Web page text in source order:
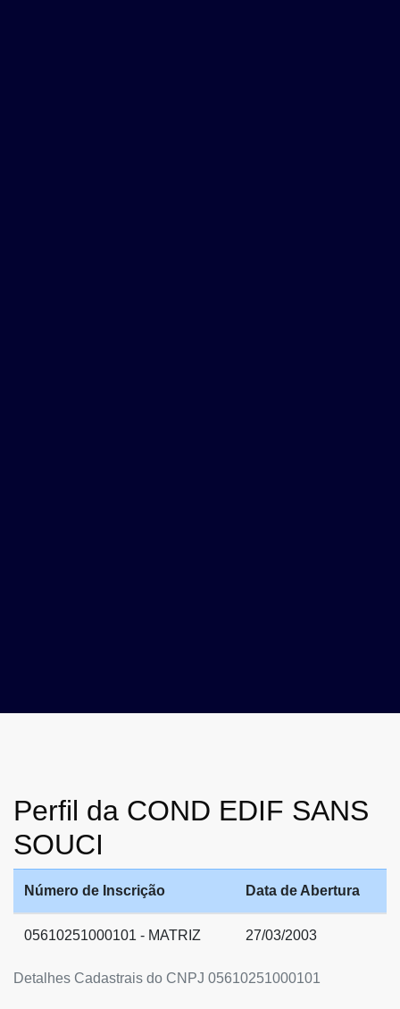
Perfil da COND EDIF SANS
SOUCI
Detalhes Cadastrais do CNPJ 05610251000101
Número de Inscrição Data de Abertura
05610251000101 - MATRIZ 27/03/2003